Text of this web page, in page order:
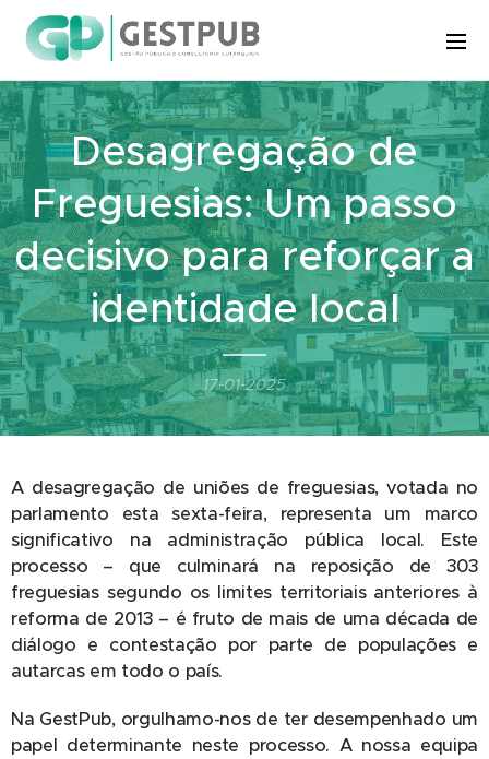
Desagregação de
Freguesias: Um passo
decisivo para reforçar a
identidade local
17-01-2025
A desagregação de uniões de freguesias, votada no
parlamento esta sexta-feira, representa um marco
significativo na administração pública local. Este
processo – que culminará na reposição de 303
freguesias segundo os limites territoriais anteriores à
reforma de 2013 – é fruto de mais de uma década de
diálogo e contestação por parte de populações e
autarcas em todo o país.
Na GestPub, orgulhamo-nos de ter desempenhado um
papel determinante neste processo. A nossa equipa